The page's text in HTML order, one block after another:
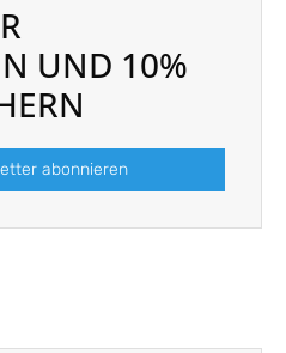
UND 10%
abonnieren